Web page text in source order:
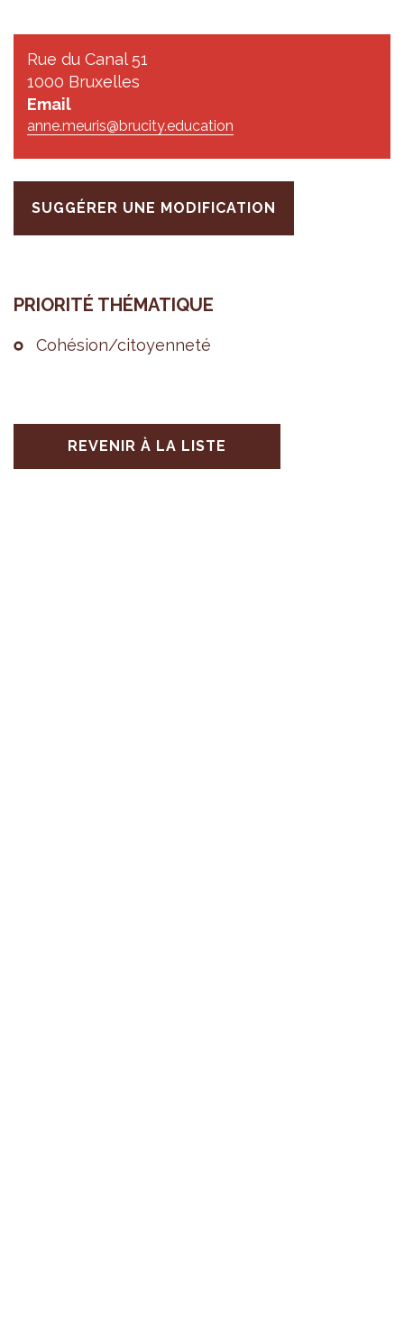
Rue du Canal 51
1000 Bruxelles
Email
anne.meuris@brucity.education
SUGGÉRER UNE MODIFICATION
PRIO­RITÉ THÉ­MA­TIQUE
Cohé­sion/citoyen­neté
REVENIR À LA LISTE